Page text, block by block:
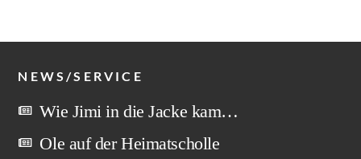
NEWS/SERVICE
Wie Jimi in die Jacke kam…
Ole auf der Heimatscholle